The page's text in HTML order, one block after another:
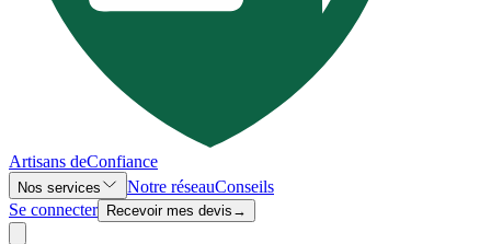
Artisans deConfiance
Nos services Notre réseauConseils
Se connecter
Recevoir mes devis →